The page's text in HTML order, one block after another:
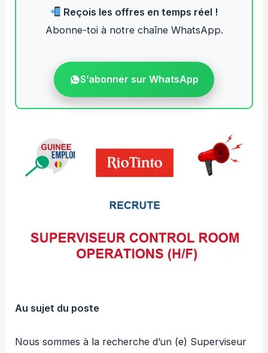
Reçois les offres en temps réel !
Abonne-toi à notre chaîne WhatsApp.
S’abonner sur WhatsApp
Au sujet du poste
Nous sommes à la recherche d’un (e) Superviseur